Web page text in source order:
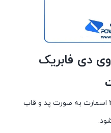
دی فابریک
مانیتور خودرو هیوندا سانتافه 2008 اسمارت به صورت پد و قاب